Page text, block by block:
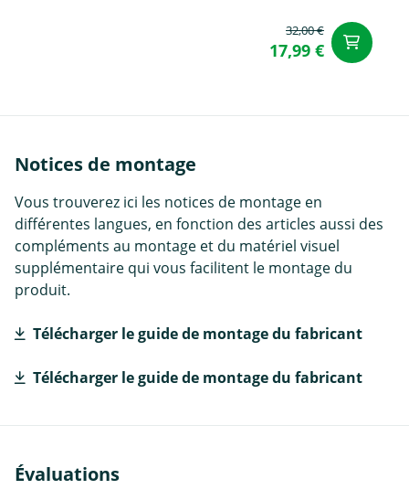
32,00 €
17,99 €
Notices de montage
Vous trouverez ici les notices de montage en
différentes langues, en fonction des articles aussi des
compléments au montage et du matériel visuel
supplémentaire qui vous facilitent le montage du
produit.
Télécharger le guide de montage du fabricant
Télécharger le guide de montage du fabricant
Évaluations